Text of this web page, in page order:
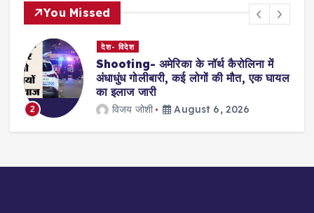
You Missed
2
देश- विदेश
Shooting- अमेरिका के नॉर्थ कैरोलिना में
अंधाधुंध गोलीबारी, कई लोगों की मौत, एक घायल
का इलाज जारी
विजय जोशी August 6, 2026